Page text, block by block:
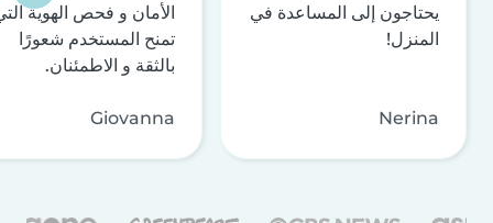
يحتاجون إلى المساعدة في
المنزل!
Nerina
الأمان و فحص الهوية
تمنح المستخدم شعورًا
بالثقة و الاطمئنان.
Giovanna